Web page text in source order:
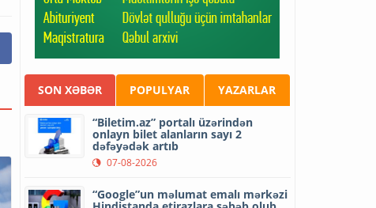
SON XƏBƏR POPULYAR YAZARLAR
“Biletim.az” portalı üzərindən
onlayn bilet alanların sayı 2
dəfəyədək artıb
07-08-2026
“Google”un məlumat emalı mərkəzi